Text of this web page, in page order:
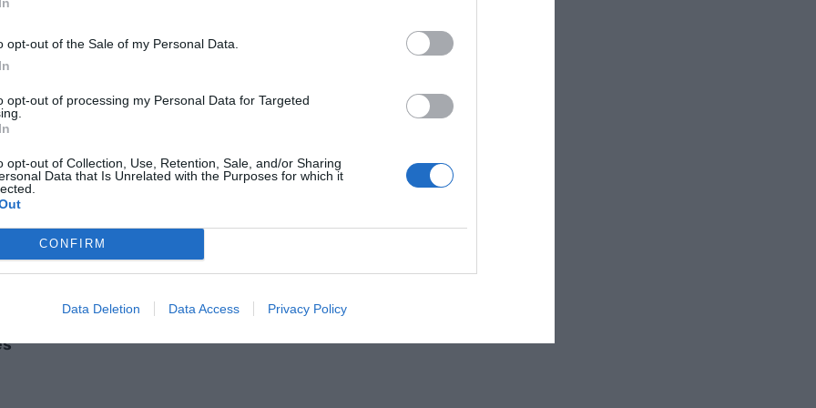
opt-out of the Sale of my Personal Data.
opt-out of processing my Personal Data for Targeted
opt-out of Collection, Use, Retention, Sale, and/or Sharing
Data that Is Unrelated with the Purposes for which it
CONFIRM
Data Deletion Data Access Privacy Policy
i exagerats, sovint allunyats de la realitat,
no es correspon amb els fets i que atribueix a
que no té.
se li atribueixen unes capacitats
La societat creu que la IA té qualitats
cosa millor que nosaltres. I aquí tenim un
Ganyet-Xarxes socials: hora de passar